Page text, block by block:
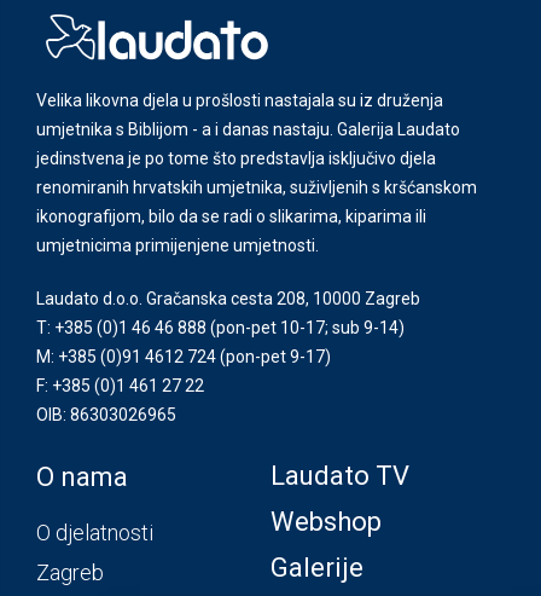
Velika likovna djela u prošlosti nastajala su iz druženja
umjetnika s Biblijom - a i danas nastaju. Galerija Laudato
jedinstvena je po tome što predstavlja isključivo djela
renomiranih hrvatskih umjetnika, suživljenih s kršćanskom
ikonografijom, bilo da se radi o slikarima, kiparima ili
umjetnicima primijenjene umjetnosti.
Laudato d.o.o. Gračanska cesta 208, 10000 Zagreb
T: +385 (0)1 46 46 888 (pon-pet 10-17; sub 9-14)
M: +385 (0)91 4612 724(pon-pet 9-17)
F: +385 (0)1 461 27 22
OIB: 86303026965
O nama
O djelatnosti
Zagreb
Laudato TV
Webshop
Galerije